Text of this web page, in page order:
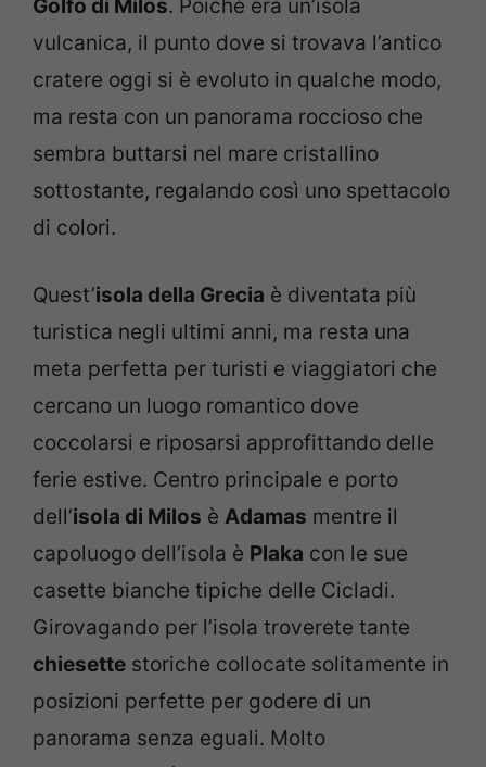
Golfo di Milos. Poichè era un’isola
vulcanica, il punto dove si trovava l’antico
cratere oggi si è evoluto in qualche modo,
ma resta con un panorama roccioso che
sembra buttarsi nel mare cristallino
sottostante, regalando così uno spettacolo
di colori.
Quest’isola della Grecia è diventata più
turistica negli ultimi anni, ma resta una
meta perfetta per turisti e viaggiatori che
cercano un luogo romantico dove
coccolarsi e riposarsi approfittando delle
ferie estive. Centro principale e porto
dell’isola di Milos è Adamas mentre il
capoluogo dell’isola è Plaka con le sue
casette bianche tipiche delle Cicladi.
Girovagando per l’isola troverete tante
chiesette storiche collocate solitamente in
posizioni perfette per godere di un
panorama senza eguali. Molto